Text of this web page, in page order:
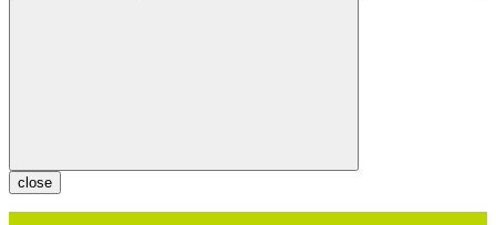
close